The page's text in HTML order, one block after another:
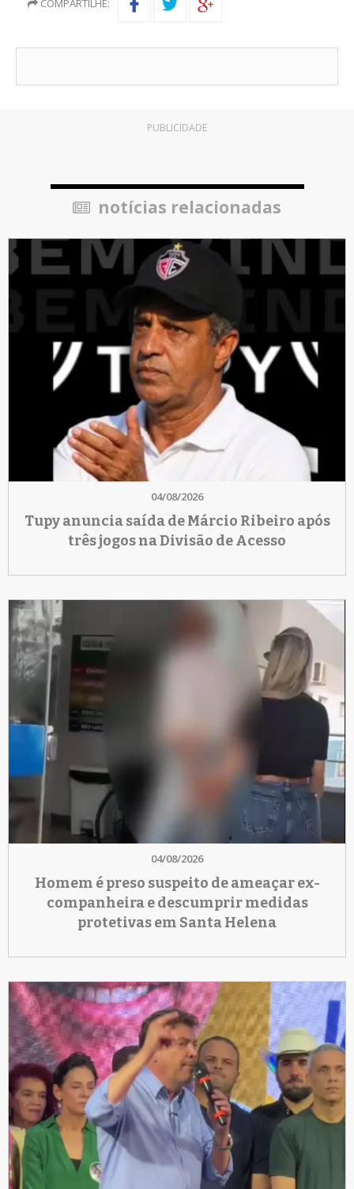
PUBLICIDADE
notícias relacionadas
04/08/2026
Tupy anuncia saída de Márcio Ribeiro após
três jogos na Divisão de Acesso
04/08/2026
Homem é preso suspeito de ameaçar ex-
companheira e descumprir medidas
protetivas em Santa Helena